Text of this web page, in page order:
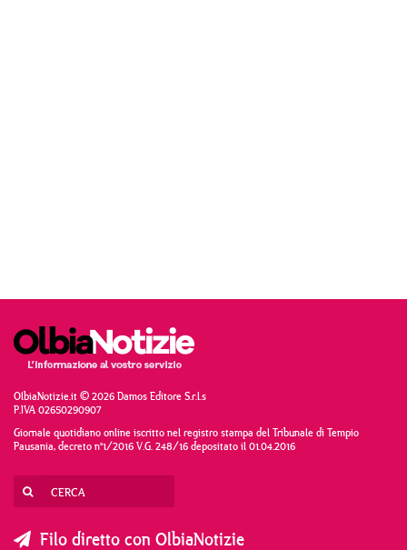
OlbiaNotizie.it © 2026 Damos Editore S.r.l.s
P.IVA 02650290907
Giornale quotidiano online iscritto nel registro stampa del Tribunale di Tempio
Pausania, decreto n°1/2016 V.G. 248/16 depositato il 01.04.2016
Filo diretto con OlbiaNotizie